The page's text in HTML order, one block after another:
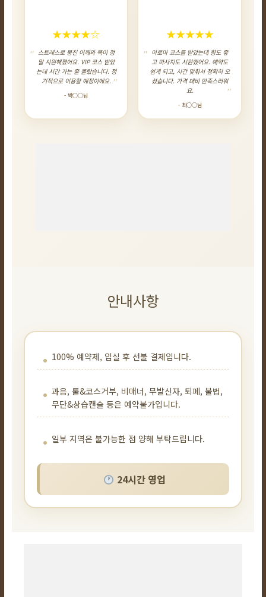
★★★★☆
스트레스로 뭉친 어깨와 목이 정
말 시원해졌어요. VIP 코스 받았
는데 시간 가는 줄 몰랐습니다. 정
기적으로 이용할 예정이에요.
- 박○○님
★★★★★
아로마 코스를 받았는데 향도 좋
고 마사지도 시원했어요. 예약도
쉽게 되고, 시간 맞춰서 정확히 오
셨습니다. 가격 대비 만족스러워
요.
- 최○○님
안내사항
100% 예약제, 입실 후 선불 결제입니다.
과음, 룰&코스거부, 비매너, 무발신자, 퇴폐, 불법,
무단&상습캔슬 등은 예약불가입니다.
일부 지역은 불가능한 점 양해 부탁드립니다.
24시간 영업